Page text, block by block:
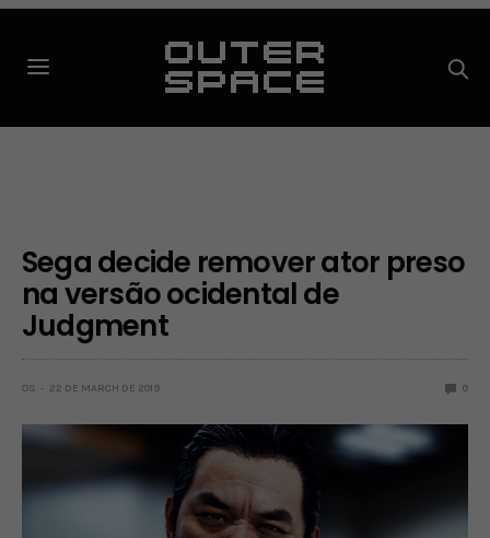
Sega decide remover ator preso
na versão ocidental de
Judgment
OS 22 DE MARCH DE 2019 0